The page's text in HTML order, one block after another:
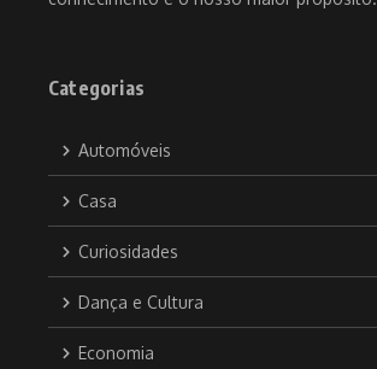
Categorias
Automóveis
Casa
Curiosidades
Dança e Cultura
Economia